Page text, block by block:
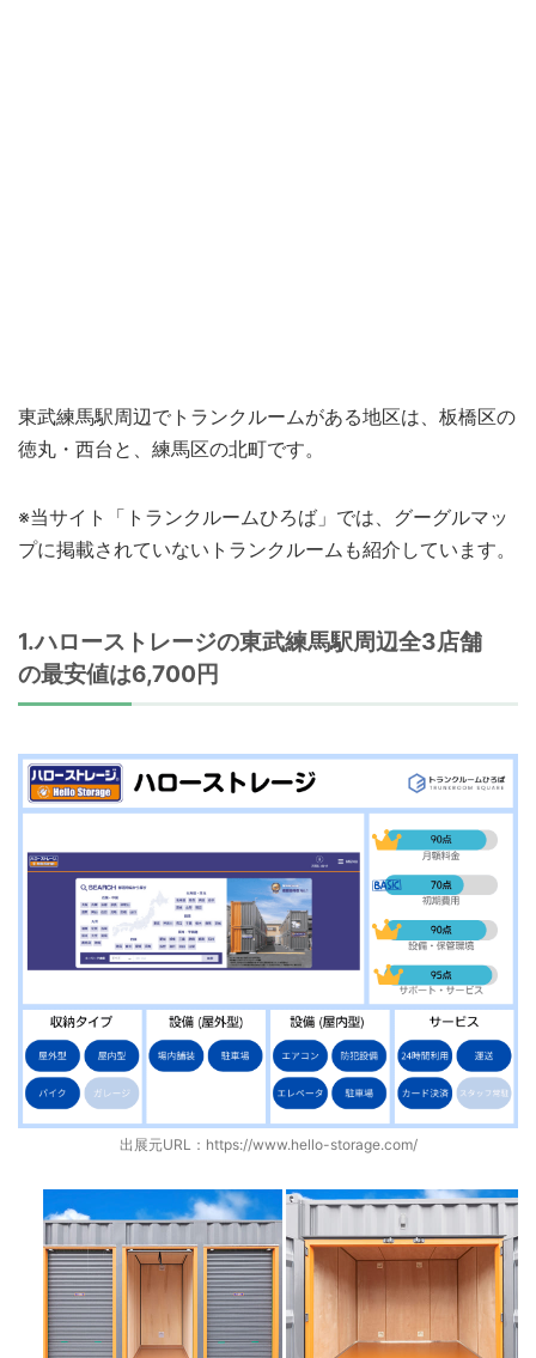
東武練馬駅周辺でトランクルームがある地区は、板橋区の
徳丸・西台と、練馬区の北町です。
※当サイト「トランクルームひろば」では、グーグルマッ
プに掲載されていないトランクルームも紹介しています。
1.ハローストレージの東武練馬駅周辺全3店舗
の最安値は6,700円
出展元URL： https://www.hello-storage.com/